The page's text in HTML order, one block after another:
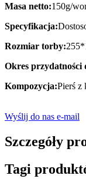
Masa netto:150g/
Specyfikacja:
Rozmiar torby:
Okres przydatności
Kompozycja:Pierś z
Wyślij do nas e-mail
Szczegóły
Tagi